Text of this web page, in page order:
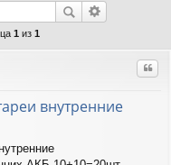
1 из 1
внутренние